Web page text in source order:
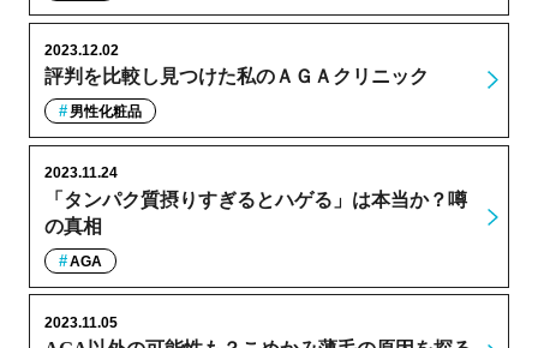
評判を比較し見つけた私のＡＧＡクリニック
2023.12.02
男性化粧品
「タンパク質摂りすぎるとハゲる」は本当か？噂
の真相
2023.11.24
AGA
2023.11.05